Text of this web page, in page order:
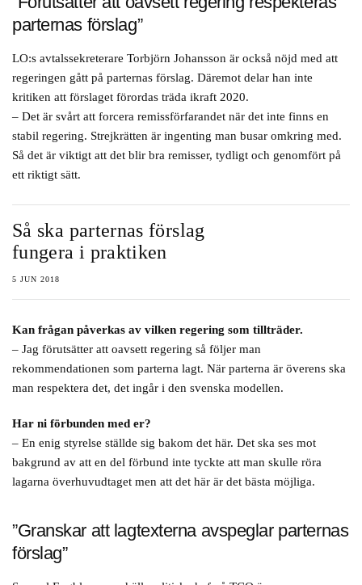
parternas förslag”
LO:s avtalssekreterare Torbjörn Johansson är också nöjd med att
regeringen gått på parternas förslag. Däremot delar han inte
kritiken att förslaget förordas träda ikraft 2020.
– Det är svårt att forcera remissförfarandet när det inte finns en
stabil regering. Strejkrätten är ingenting man busar omkring med.
Så det är viktigt att det blir bra remisser, tydligt och genomfört på
ett riktigt sätt.
Så ska parternas förslag
fungera i praktiken
5 JUN 2018
Kan frågan påverkas av vilken regering som tillträder.
– Jag förutsätter att oavsett regering så följer man
rekommendationen som parterna lagt. När parterna är överens ska
man respektera det, det ingår i den svenska modellen.
Har ni förbunden med er?
– En enig styrelse ställde sig bakom det här. Det ska ses mot
bakgrund av att en del förbund inte tyckte att man skulle röra
lagarna överhuvudtaget men att det här är det bästa möjliga.
”Granskar att lagtexterna avspeglar parternas
förslag”